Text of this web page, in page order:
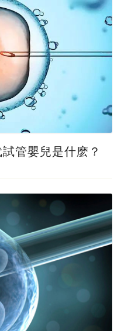
管嬰兒是什麽？